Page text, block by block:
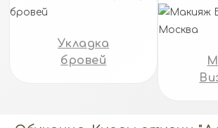
Укладка
бровей